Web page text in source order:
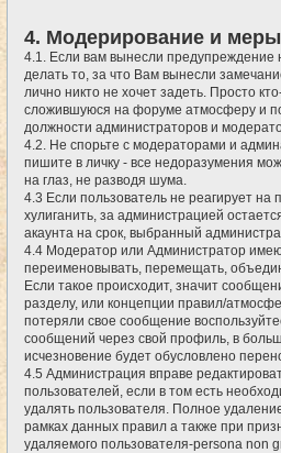
4. Модерирование и
4.1. Если вам вынесли предупреждение
делать то, за что Вам вынесли
лично никто не хочет задеть. Просто
сложившуюся на форуме атмосферу и
должности администраторов и
4.2. Не спорьте с модераторами и
пишите в личку - все недоразумения
на глаз, не разводя шума.
4.3 Если пользователь не реагирует на
хулиганить, за администрацией
акаунта на срок, выбранный
4.4 Модератор или Администратор
переименовывать, перемещать,
Если такое происходит, значит
разделу, или концепции правил/
потеряли свое сообщение
сообщений через свой профиль, в
исчезновение будет обусловлено
4.5 Администрация вправе
пользователей, если в том есть
удалять пользователя. Полное
рамках данных правил а также при
удаляемого пользователя-persona non